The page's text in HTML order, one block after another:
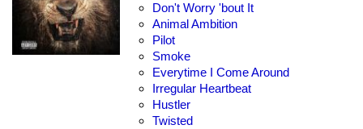
Don't Worry 'bout It
Animal Ambition
Pilot
Smoke
Everytime I Come Around
Irregular Heartbeat
Hustler
Twisted